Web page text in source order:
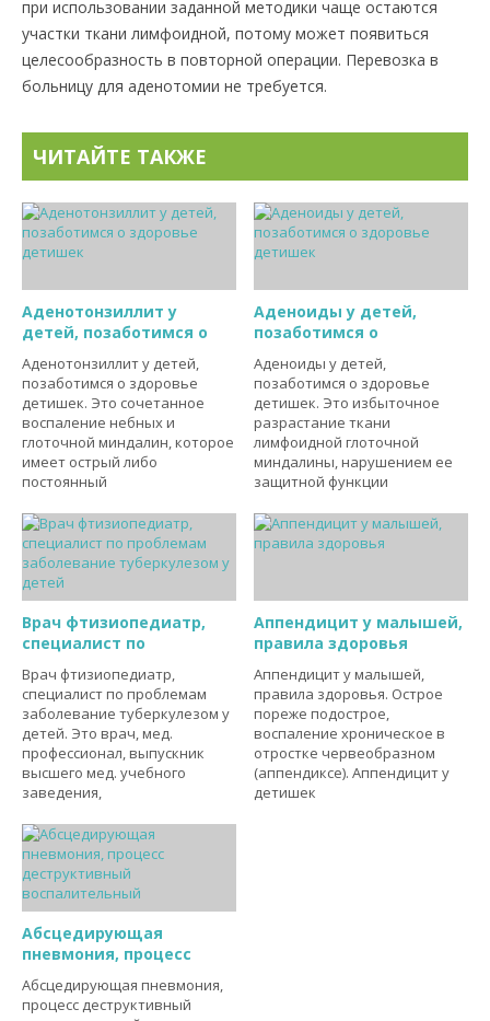
при использовании заданной методики чаще остаются
участки ткани лимфоидной, потому может появиться
целесообразность в повторной операции. Перевозка в
больницу для аденотомии не требуется.
ЧИТАЙТЕ ТАКЖЕ
Аденотонзиллит у
детей, позаботимся о
Аденотонзиллит у детей,
позаботимся о здоровье
детишек. Это сочетанное
воспаление небных и
глоточной миндалин, которое
имеет острый либо
постоянный
Аденоиды у детей,
позаботимся о
Аденоиды у детей,
позаботимся о здоровье
детишек. Это избыточное
разрастание ткани
лимфоидной глоточной
миндалины, нарушением ее
защитной функции
Врач фтизиопедиатр,
специалист по
Врач фтизиопедиатр,
специалист по проблемам
заболевание туберкулезом у
детей. Это врач, мед.
профессионал, выпускник
высшего мед. учебного
заведения,
Аппендицит у малышей,
правила здоровья
Аппендицит у малышей,
правила здоровья. Острое
пореже подострое,
воспаление хроническое в
отростке червеобразном
(аппендиксе). Аппендицит у
детишек
Абсцедирующая
пневмония, процесс
Абсцедирующая пневмония,
процесс деструктивный